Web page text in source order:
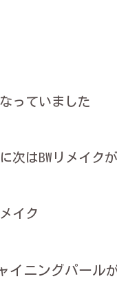
っていました
次はBWリメイク
イク
イニングパール